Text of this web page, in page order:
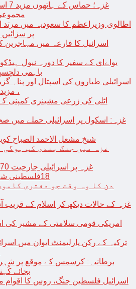
مجموعی
اطالوی وزیراعظم کا سعودیہ میں
پر سزائیں
یواےای کے سفیر کا دورہ نیول
باہمی
اسرائیلی طیاروں کی اسپتال اور پناہ
، مزید 90 فلسطینی شہید
اٹلی کی زرعی مشینری کمپنی کے
غزہ: اسکول پر اسرائیلی حملے میں
شیخ مشعل الاحمد الصباح
غزہ میں جنگ بندی کب ہوگی
18فلسطینی شہید ، درجنوں زخمی
دن کا وہ وقت جو دفتری
امریکی قومی سلامتی کے مشیر کی
ترکیہ کے رکن پارلیمنٹ ایوان میں
برطانیہ: کرسمس کے موقع پر
بجائے
اسرائیل فلسطین جنگ، روس کا اقوام